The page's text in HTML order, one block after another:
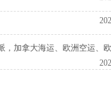
，加拿大海运、欧洲空运、